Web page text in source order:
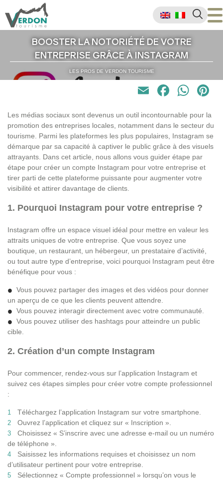
BOOSTER LA NOTORIÉTÉ DE VOTRE
ENTREPRISE GRÂCE À INSTAGRAM
LES PROS DE VERDON TOURISME
Email
Les médias sociaux sont devenus un outil incontournable pour la
promotion des entreprises locales, notamment dans le secteur du
tourisme. Parmi les plateformes les plus populaires, Instagram se
démarque par sa capacité à captiver le public grâce à des visuels
attrayants. Dans cet article, nous allons vous guider étape par
étape pour créer un compte Instagram pour votre entreprise et
tirer parti de cette plateforme puissante pour augmenter votre
visibilité et attirer davantage de clients.
1. Pourquoi Instagram pour votre entreprise ?
Instagram offre un espace visuel idéal pour mettre en valeur les
attraits uniques de votre entreprise. Que vous soyez une
boutique, un restaurant, un hébergeur, un prestataire d’activité,
ou tout autre type d’entreprise, voici pourquoi Instagram peut être
bénéfique pour vous :
Vous pouvez partager des images et des vidéos pour donner
un aperçu de ce que les clients peuvent attendre.
Vous pouvez interagir directement avec votre communauté.
Vous pouvez utiliser des hashtags pour atteindre un public
cible.
2. Création d’un compte Instagram
Pour commencer, rendez-vous sur l’application Instagram et
suivez ces étapes simples pour créer votre compte professionnel
:
Téléchargez l’application Instagram sur votre smartphone.
Ouvrez l’application et cliquez sur « Inscription ».
Choisissez « S’inscrire avec une adresse e-mail ou un numéro
de téléphone ».
Saisissez les informations requises et choisissez un nom
d’utilisateur pertinent pour votre entreprise.
Sélectionnez « Compte professionnel » lorsqu’on vous le